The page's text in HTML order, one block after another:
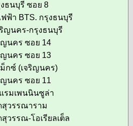
ธนบุรี ซอย 8
ฟ้า BTS. กรุงธนบุรี
ญนคร-กรุงธนบุรี
ญนคร ซอย 14
ญนคร ซอย 13
กซ์ (เจริญนคร)
ญนคร ซอย 11
รมเพนนินซูล่า
สุวรรณาราม
สุวรรณ-โอเรียลเต็ล